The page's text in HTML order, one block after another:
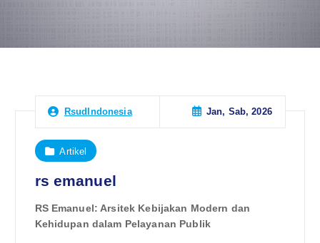
RsudIndonesia Jan, Sab, 2026
Artikel
rs emanuel
RS Emanuel: Arsitek Kebijakan Modern dan
Kehidupan dalam Pelayanan Publik